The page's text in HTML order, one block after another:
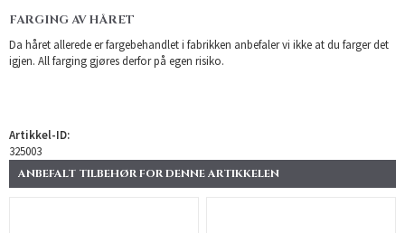
FARGING AV HÅRET
Da håret allerede er fargebehandlet i fabrikken anbefaler vi ikke at du farger det
igjen. All farging gjøres derfor på egen risiko.
Artikkel-ID:
325003
ANBEFALT TILBEHØR FOR DENNE ARTIKKELEN